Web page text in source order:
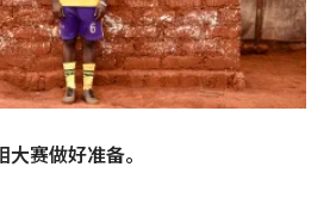
赛做好准备。